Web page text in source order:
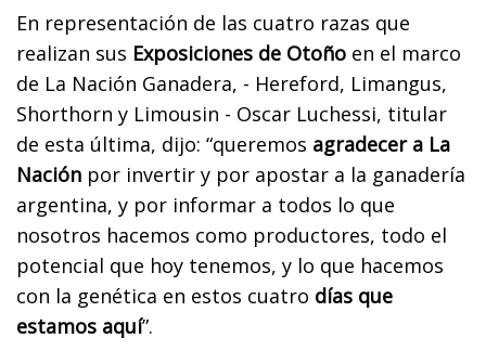
En representación de las cuatro razas que
realizan sus Exposiciones de Otoño en el marco
de La Nación Ganadera, - Hereford, Limangus,
Shorthorn y Limousin - Oscar Luchessi, titular
de esta última, dijo: “queremos agradecer a La
Nación por invertir y por apostar a la ganadería
argentina, y por informar a todos lo que
nosotros hacemos como productores, todo el
potencial que hoy tenemos, y lo que hacemos
con la genética en estos cuatro días que
estamos aquí”.